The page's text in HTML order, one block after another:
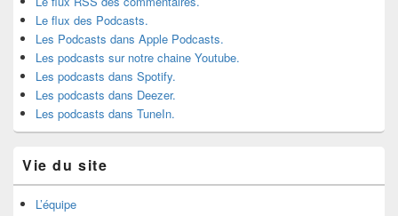
Le flux des Podcasts.
Les Podcasts dans Apple Podcasts.
Les podcasts sur notre chaine Youtube.
Les podcasts dans Spotify.
Les podcasts dans Deezer.
Les podcasts dans TuneIn.
Vie du site
L’équipe